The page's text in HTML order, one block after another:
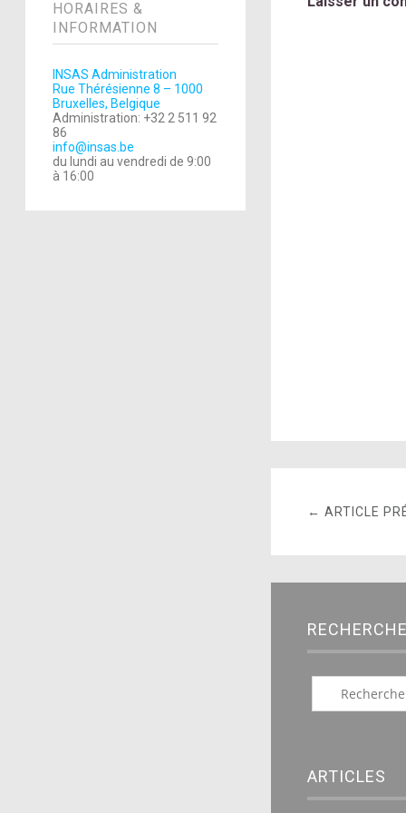
HORAIRES &
INFORMATION
INSAS Administration
Rue Thérésienne 8 – 1000
Bruxelles, Belgique
Administration: +32 2 511 92
86
info@insas.be
du lundi au vendredi de 9:00
à 16:00
← ARTICLE
RECHERCHE
ARTICLES